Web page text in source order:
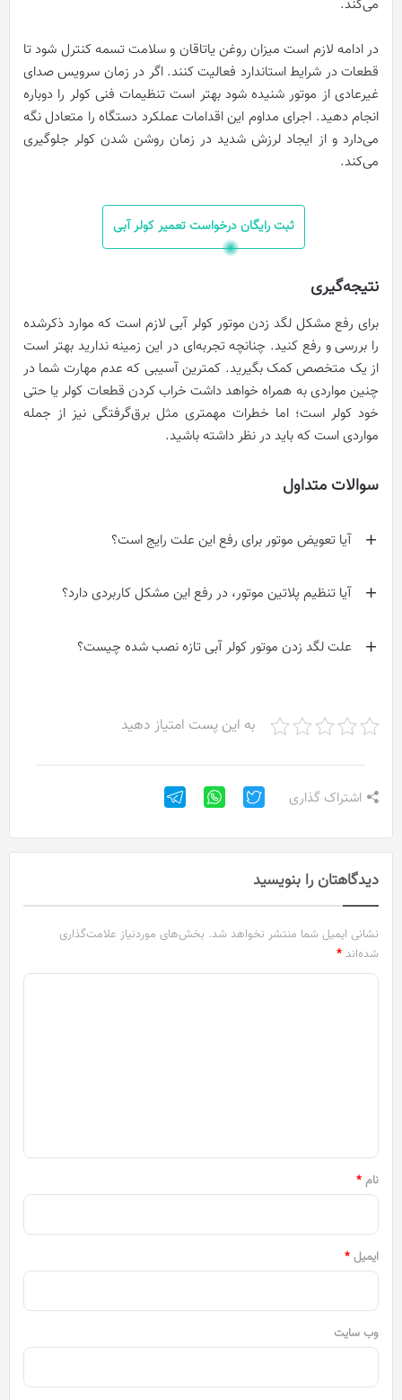
می‌کند.
در ادامه لازم است میزان روغن یاتاقان و سلامت تسمه کنترل شود تا
قطعات در شرایط استاندارد فعالیت کنند. اگر در زمان سرویس صدای
غیرعادی از موتور شنیده شود بهتر است تنظیمات فنی کولر را دوباره
انجام دهید. اجرای مداوم این اقدامات عملکرد دستگاه را متعادل نگه
می‌دارد و از ایجاد لرزش شدید در زمان روشن شدن کولر جلوگیری
می‌کند.
ثبت رایگان درخواست تعمیر کولر آبی
نتیجه‌گیری
برای رفع مشکل لگد زدن موتور کولر آبی لازم است که موارد ذکرشده
را بررسی و رفع کنید. چنانچه تجربه‌ای در این زمینه ندارید بهتر است
از یک متخصص کمک بگیرید. کمترین آسیبی که عدم مهارت شما در
چنین مواردی به همراه خواهد داشت خراب کردن قطعات کولر یا حتی
خود کولر است؛ اما خطرات مهمتری مثل برق‌گرفتگی نیز از جمله
مواردی است که باید در نظر داشته باشید.
سوالات متداول
آیا تعویض موتور برای رفع این علت رایج است؟
آیا تنظیم پلاتین موتور، در رفع این مشکل کاربردی دارد؟
علت لگد زدن موتور کولر آبی تازه نصب شده چیست؟
به این پست امتیاز دهید
اشتراک گذاری
دیدگاهتان را بنویسید
نشانی ایمیل شما منتشر نخواهد شد. بخش‌های موردنیاز علامت‌گذاری
شده‌اند *
نام *
ایمیل *
وب‌ سایت